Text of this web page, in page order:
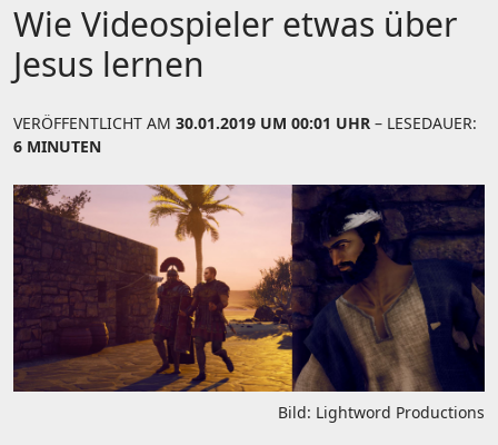
Wie Videospieler etwas über
Jesus lernen
VERÖFFENTLICHT AM 30.01.2019 UM 00:01 UHR – LESEDAUER:
6 MINUTEN
Bild: Lightword Productions